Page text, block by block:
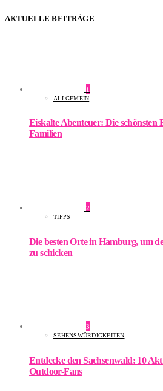
AKTUELLE BEITRÄGE
1
ALLGEMEIN
Eiskalte Abenteuer: Die
Familien
2
TIPPS
Die besten Orte in Hamburg, um
zu schicken
3
SEHENSWÜRDIGKEITEN
Entdecke den Sachsenwald: 10
Outdoor-Fans